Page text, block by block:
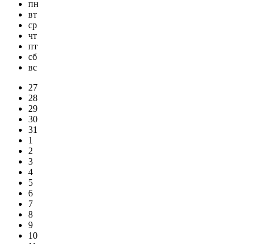
пн
вт
ср
чт
пт
сб
вс
27
28
29
30
31
1
2
3
4
5
6
7
8
9
10